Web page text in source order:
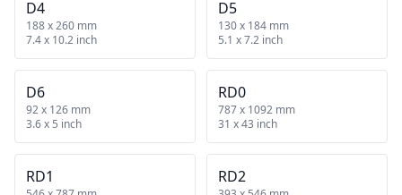
D4
188 x 260 mm
7.4 x 10.2 inch
D5
130 x 184 mm
5.1 x 7.2 inch
D6
92 x 126 mm
3.6 x 5 inch
RD0
787 x 1092 mm
31 x 43 inch
RD1 RD2